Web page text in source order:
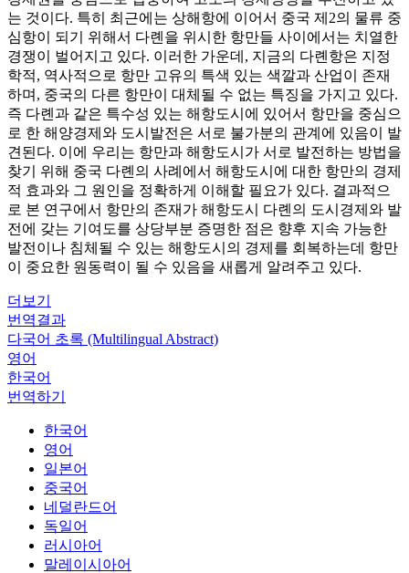
는 것이다. 특히 최근에는 상해항에 이어서 중국 제2의 물류 중
심항이 되기 위해서 다롄을 위시한 항만들 사이에서는 치열한
경쟁이 벌어지고 있다. 이러한 가운데, 지금의 다롄항은 지정
학적, 역사적으로 항만 고유의 특색 있는 색깔과 산업이 존재
하며, 중국의 다른 항만이 대체될 수 없는 특징을 가지고 있다.
즉 다롄과 같은 특수성 있는 해항도시에 있어서 항만을 중심으
로 한 해양경제와 도시발전은 서로 불가분의 관계에 있음이 발
견된다. 이에 우리는 항만과 해항도시가 서로 발전하는 방법을
찾기 위해 중국 다롄의 사례에서 해항도시에 대한 항만의 경제
적 효과와 그 원인을 정확하게 이해할 필요가 있다. 결과적으
로 본 연구에서 항만의 존재가 해항도시 다롄의 도시경제와 발
전에 갖는 기여도를 상당부분 증명한 점은 향후 지속 가능한
발전이나 침체될 수 있는 해항도시의 경제를 회복하는데 항만
이 중요한 원동력이 될 수 있음을 새롭게 알려주고 있다.
더보기
번역결과
다국어 초록 (Multilingual Abstract)
영어
한국어
번역하기
한국어
영어
일본어
중국어
네덜란드어
독일어
러시아어
말레이시아어